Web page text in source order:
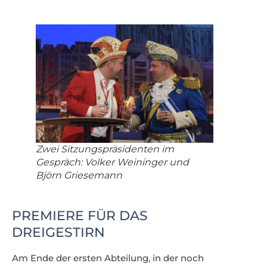
Zwei Sitzungspräsidenten im
Gespräch: Volker Weininger und
Björn Griesemann
PREMIERE FÜR DAS
DREIGESTIRN
Am Ende der ersten Abteilung, in der noch